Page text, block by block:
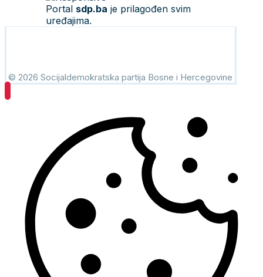
Portal sdp.ba je prilagođen svim
uređajima.
© 2026 Socijaldemokratska partija Bosne i Hercegovine